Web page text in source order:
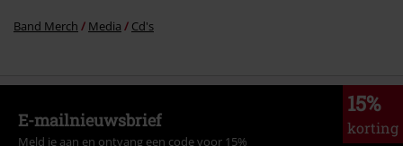
Band Merch Media Cd's
15%
korting
E-mailnieuwsbrief
Meld je aan en ontvang een code voor 15%